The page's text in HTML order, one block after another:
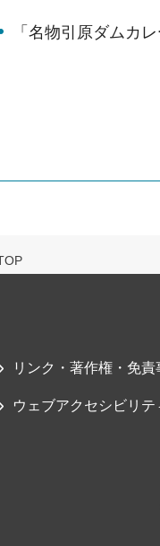
「名物引原ダムカ
リンク・著作権・免責
ウェブアクセシビリテ